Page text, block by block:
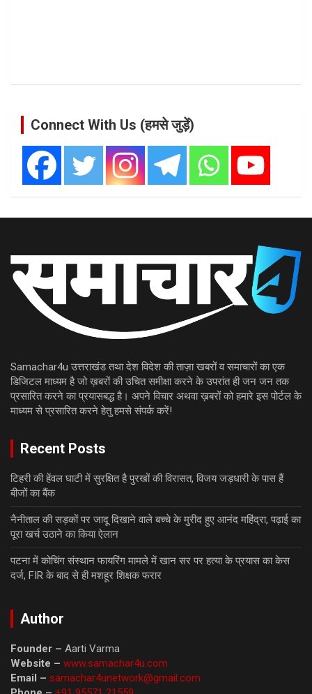
Connect With Us (हमसे जुड़ें)
Samachar4u उत्तराखंड तथा देश विदेश की ताज़ा खबरों व समाचारों का एक
डिजिटल माध्यम है जो ख़बरों की उचित समीक्षा करने के उपरांत ही जन जन तक
प्रसारित करने का प्रयासबद्ध है। अपने विचार अथवा ख़बरों को हमारे इस पोर्टल के
माध्यम से प्रसारित करने हेतु हमसे संपर्क करें!
Recent Posts
टिहरी की हेंवल घाटी में सुरक्षित है पुरखों की विरासत, विजय जड़धारी के पास हैं
बीजों का बैंक
नैनीताल की सड़कों पर जादू दिखाने वाले बच्चे के मुरीद हुए आनंद महिंद्रा, पढ़ाई का
पूरा खर्च उठाने का किया ऐलान
पटना में कोचिंग संस्थान फायरिंग मामले में खान सर पर हत्या के प्रयास का केस
दर्ज, FIR के बाद से ही मशहूर शिक्षक फरार
Author
Founder – Aarti Varma
Website – www.samachar4u.com
Email – samachar4unetwork@gmail.com